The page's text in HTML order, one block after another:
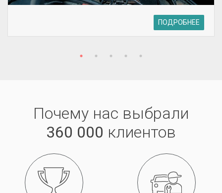
ПОДРОБНЕЕ
Почему нас выбрали
360 000 клиентов